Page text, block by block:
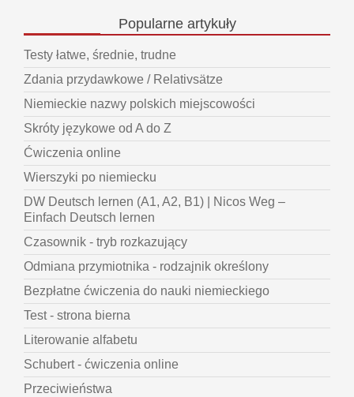
Popularneartykuły
Testy łatwe, średnie, trudne
Zdania przydawkowe / Relativsätze
Niemieckie nazwy polskich miejscowości
Skróty językowe od A do Z
Ćwiczenia online
Wierszyki po niemiecku
DW Deutsch lernen (A1, A2, B1) | Nicos Weg –
Einfach Deutsch lernen
Czasownik - tryb rozkazujący
Odmiana przymiotnika - rodzajnik określony
Bezpłatne ćwiczenia do nauki niemieckiego
Test - strona bierna
Literowanie alfabetu
Schubert - ćwiczenia online
Przeciwieństwa